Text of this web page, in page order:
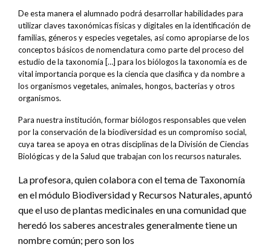
De esta manera el alumnado podrá desarrollar habilidades para
utilizar claves taxonómicas físicas y digitales en la identificación de
familias, géneros y especies vegetales, así como apropiarse de los
conceptos básicos de nomenclatura como parte del proceso del
estudio de la taxonomía […] para los biólogos la taxonomía es de
vital importancia porque es la ciencia que clasifica y da nombre a
los organismos vegetales, animales, hongos, bacterias y otros
organismos.
Para nuestra institución, formar biólogos responsables que velen
por la conservación de la biodiversidad es un compromiso social,
cuya tarea se apoya en otras disciplinas de la División de Ciencias
Biológicas y de la Salud que trabajan con los recursos naturales.
La profesora, quien colabora con el tema de Taxonomía
en el módulo Biodiversidad y Recursos Naturales, apuntó
que el uso de plantas medicinales en una comunidad que
heredó los saberes ancestrales generalmente tiene un
nombre común; pero son los